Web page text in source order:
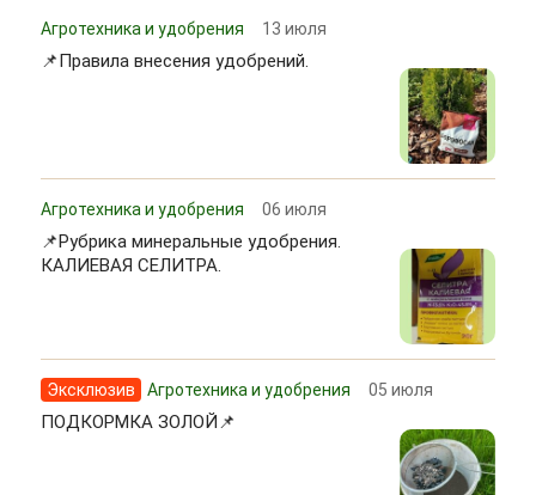
Агротехника и удобрения 13 июля
📌Правила внесения удобрений.
Агротехника и удобрения 06 июля
📌Рубрика минеральные удобрения.
КАЛИЕВАЯ СЕЛИТРА.
Эксклюзив Агротехника и удобрения 05 июля
ПОДКОРМКА ЗОЛОЙ📌